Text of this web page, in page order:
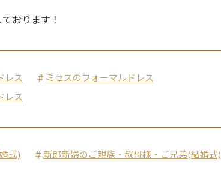
おります！
レス
ミセスのフォーマルドレス
レス
式) 新郎新婦のご親族・叔母様・ご兄弟(結婚式)